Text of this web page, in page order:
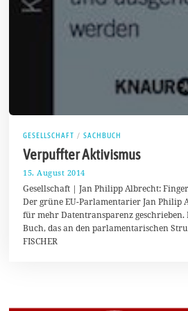
GESELLSCHAFT / SACHBUCH
Verpuffter Aktivismus
15. August 2014
.
S
e
p
0
Gesellschaft | Jan Philipp Albrecht:
Der grüne EU-Parlamentarier Jan Philip
für mehr Datentransparenz geschrieben.
Buch, das an den parlamentarischen
FISCHER